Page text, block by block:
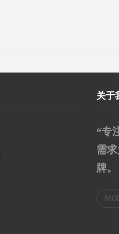
关于
“专
需
牌。